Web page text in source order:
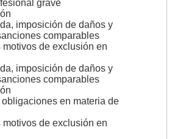
grave
imposición de daños y
comparables
de exclusión en
imposición de daños y
comparables
obligaciones en materia de
de exclusión en